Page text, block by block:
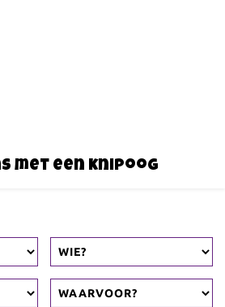
met een knipoog